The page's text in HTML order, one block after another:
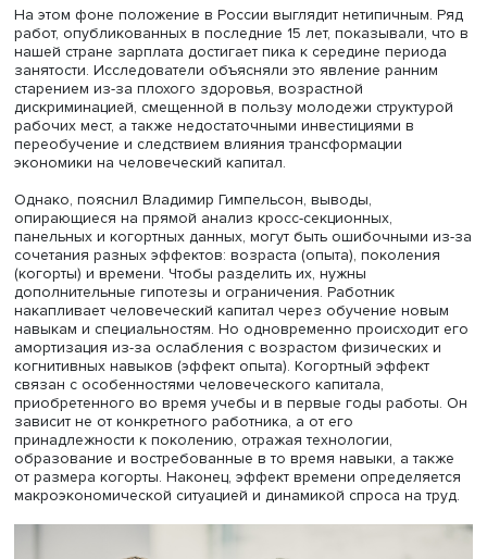
зависимость заработка от общего трудового стажа в
перевернутой буквы U (в графическом виде). Эта
закономерность не оспаривается, хотя
разному. Ситуации в разных странах существенно
различаются. Так, в развитых экономиках месячная
достаточно быстро растет до достижения стажа в 30
премия составляет до 90%, после чего рост
затем останавливается. После этого наблюдается
возрастных занятых уменьшается рабочее время. В
развивающихся странах пик заработка отмечается
премия за стаж ниже, а темпы снижения быстрее.
На этом фоне положение в России выглядит
работ, опубликованных в последние 15 лет,
нашей стране зарплата достигает пика к середине
занятости. Исследователи объясняли это явление
старением из-за плохого здоровья, возрастной
дискриминацией, смещенной в пользу молодежи
рабочих мест, а также недостаточными инвестициями в
переобучение и следствием влияния трансформации
экономики на человеческий капитал.
Однако, пояснил Владимир Гимпельсон, выводы,
опирающиеся на прямой анализ кросс-секционных,